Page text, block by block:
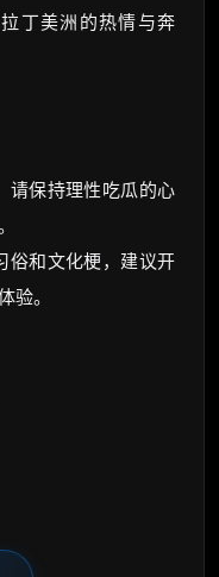
丁美洲的热情与奔
保持理性吃瓜的心
和文化梗，建议开
验。